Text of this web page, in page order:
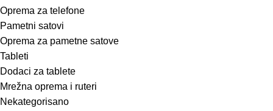
Oprema za telefone
Pametni satovi
Oprema za pametne satove
Tableti
Dodaci za tablete
Mrežna oprema i ruteri
Nekategorisano